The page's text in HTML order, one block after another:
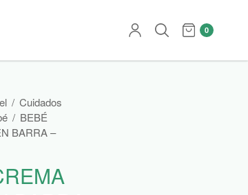
0
/ Cuidados
/ BEBÉ
BARRA –